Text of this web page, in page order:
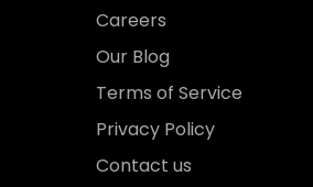
Careers
Our Blog
Terms of Service
Privacy Policy
Contact us